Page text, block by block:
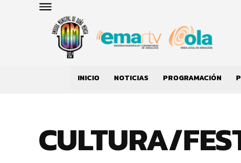
INICIO NOTICIAS PROGRAMACIÓN
CULTURA/